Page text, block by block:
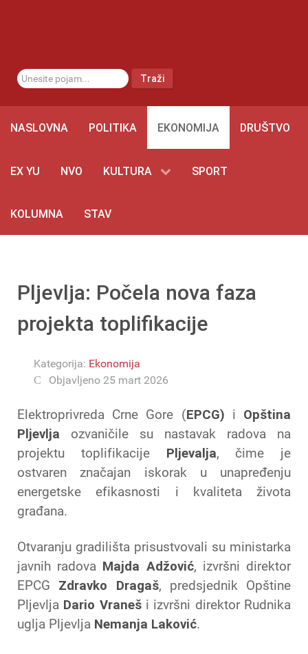
traži... Traži
NASLOVNA POLITIKA EKONOMIJA DRUŠTVO
EX YU NVO KULTURA SPORT
KOLUMNA STAV
Pljevlja: Počela nova faza
projekta toplifikacije
Kategorija: Ekonomija
Objavljeno 25 mart 2026
Elektroprivreda Crne Gore (EPCG) i Opština
Pljevlja ozvaničile su nastavak radova na
projektu toplifikacije Pljevalja, čime je
ostvaren značajan iskorak u unapređenju
energetske efikasnosti i kvaliteta života
građana.
Otvaranju gradilišta prisustvovali su ministarka
javnih radova Majda Adžović, izvršni direktor
EPCG Zdravko Dragaš, predsjednik Opštine
Pljevlja Dario Vraneši izvršni direktor Rudnika
uglja Pljevlja Nemanja Laković.